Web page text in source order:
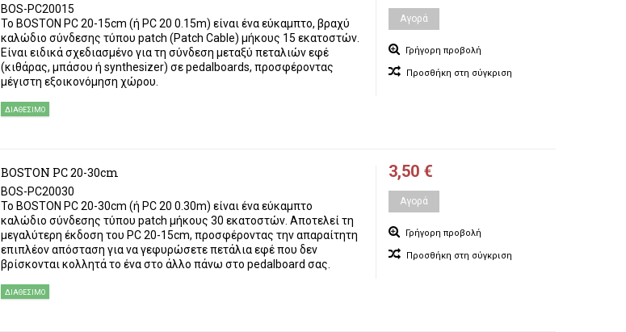
BOS-PC20015
Το BOSTON PC 20-15cm (ή PC 20 0.15m) είναι ένα εύκαμπτο, βραχύ
καλώδιο σύνδεσης τύπου patch (Patch Cable) μήκους 15 εκατοστών.
Είναι ειδικά σχεδιασμένο για τη σύνδεση μεταξύ πεταλιών εφέ
(κιθάρας, μπάσου ή synthesizer) σε pedalboards, προσφέροντας
μέγιστη εξοικονόμηση χώρου.
ΔΙΑΘΈΣΙΜΟ
Αγορά
Γρήγορη προβολή
Προσθήκη στη σύγκριση
BOSTON PC 20-30cm
BOS-PC20030
Το BOSTON PC 20-30cm (ή PC 20 0.30m) είναι ένα εύκαμπτο
καλώδιο σύνδεσης τύπου patch μήκους 30 εκατοστών. Αποτελεί τη
μεγαλύτερη έκδοση του PC 20-15cm, προσφέροντας την απαραίτητη
επιπλέον απόσταση για να γεφυρώσετε πετάλια εφέ που δεν
βρίσκονται κολλητά το ένα στο άλλο πάνω στο pedalboard σας.
ΔΙΑΘΈΣΙΜΟ
3,50 €
Αγορά
Γρήγορη προβολή
Προσθήκη στη σύγκριση